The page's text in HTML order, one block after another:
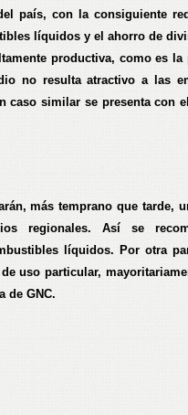
país, con la consiguiente
líquidos y el ahorro de
productiva, como es la
no resulta atractivo a las
caso similar se presenta con
más temprano que tarde,
regionales. Así se
líquidos. Por otra
uso particular,
de GNC.